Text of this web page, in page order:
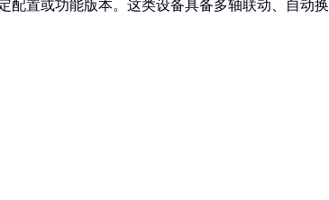
配置或功能版本。这类设备具备多轴联动、自动换